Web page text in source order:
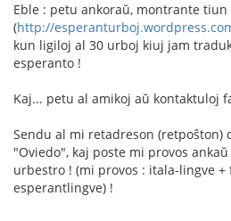
Eble : petu ankoraŭ, montrante
(http://
kun ligiloj al 30 urboj kiuj jam
esperanto !
Kaj... petu al amikoj aŭ kontaktuloj
Sendu al mi retadreson (retpoŝton)
"Oviedo", kaj poste mi provos
urbestro ! (mi provos : itala-lingve +
esperantlingve) !